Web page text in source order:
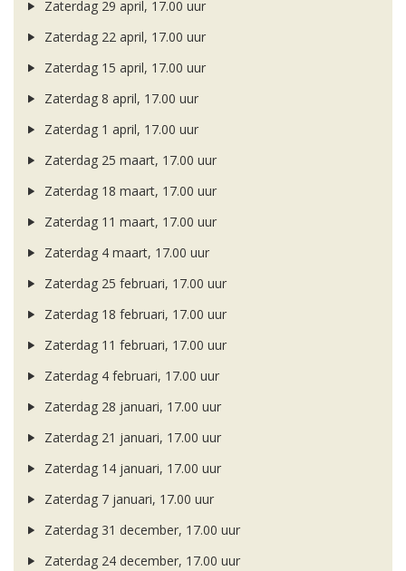
Zaterdag 29 april, 17.00 uur
Zaterdag 22 april, 17.00 uur
Zaterdag 15 april, 17.00 uur
Zaterdag 8 april, 17.00 uur
Zaterdag 1 april, 17.00 uur
Zaterdag 25 maart, 17.00 uur
Zaterdag 18 maart, 17.00 uur
Zaterdag 11 maart, 17.00 uur
Zaterdag 4 maart, 17.00 uur
Zaterdag 25 februari, 17.00 uur
Zaterdag 18 februari, 17.00 uur
Zaterdag 11 februari, 17.00 uur
Zaterdag 4 februari, 17.00 uur
Zaterdag 28 januari, 17.00 uur
Zaterdag 21 januari, 17.00 uur
Zaterdag 14 januari, 17.00 uur
Zaterdag 7 januari, 17.00 uur
Zaterdag 31 december, 17.00 uur
Zaterdag 24 december, 17.00 uur